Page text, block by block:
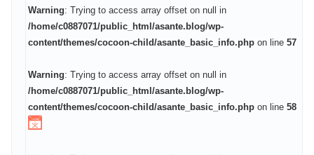
Warning: Trying to access array offset on null in
/home/c0887071/public_html/asante.blog/wp-
content/themes/cocoon-child/asante_basic_info.php on line 57
Warning: Trying to access array offset on null in
/home/c0887071/public_html/asante.blog/wp-
content/themes/cocoon-child/asante_basic_info.php on line 58